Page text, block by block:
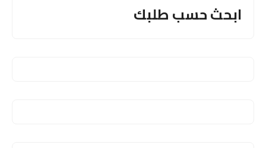
ابحث حسب طلبك